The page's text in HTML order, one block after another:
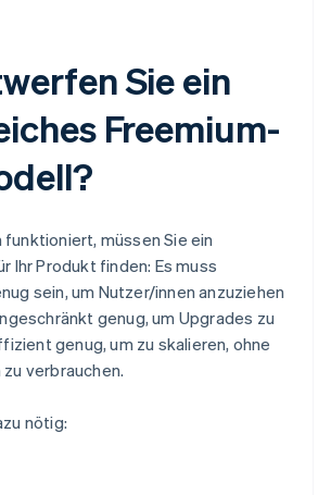
Sie ein
Freemium-
funktioniert, müssen Sie ein
Ihr Produkt finden: Es muss
sein, um Nutzer/innen anzuziehen
genug, um Upgrades zu
genug, um zu skalieren, ohne
verbrauchen.
nötig: